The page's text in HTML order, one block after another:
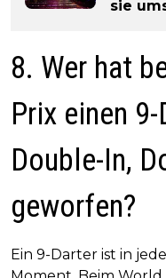
sie
8. Wer hat
Prix einen
Double-In,
geworfen?
Ein 9-Darter ist in